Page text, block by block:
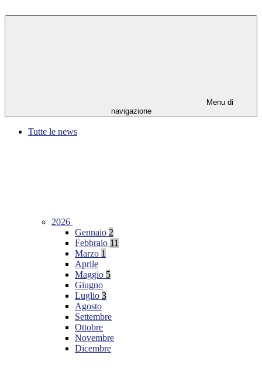
Menu di
navigazione
Tutte le news
2026
Gennaio 2
Febbraio 11
Marzo 1
Aprile
Maggio 5
Giugno
Luglio 3
Agosto
Settembre
Ottobre
Novembre
Dicembre